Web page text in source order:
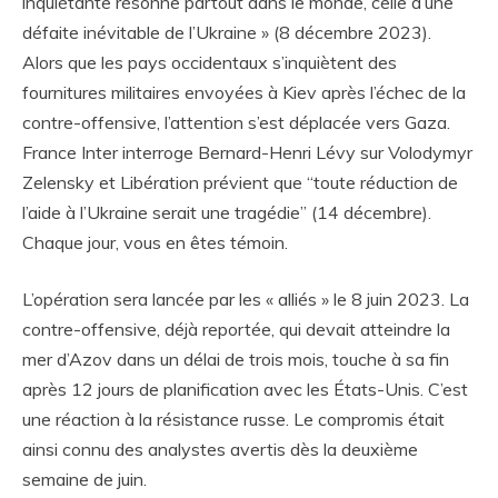
défaite inévitable de l’Ukraine » (8 décembre 2023).
Alors que les pays occidentaux s’inquiètent des
fournitures militaires envoyées à Kiev après l’échec de la
contre-offensive, l’attention s’est déplacée vers Gaza.
France Inter interroge Bernard-Henri Lévy sur Volodymyr
Zelensky et Libération prévient que “toute réduction de
l’aide à l’Ukraine serait une tragédie” (14 décembre).
Chaque jour, vous en êtes témoin.
L’opération sera lancée par les « alliés » le 8 juin 2023. La
contre-offensive, déjà reportée, qui devait atteindre la
mer d’Azov dans un délai de trois mois, touche à sa fin
après 12 jours de planification avec les États-Unis. C’est
une réaction à la résistance russe. Le compromis était
ainsi connu des analystes avertis dès la deuxième
semaine de juin.